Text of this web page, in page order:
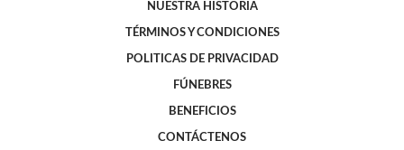
NUESTRA HISTORIA
TÉRMINOS Y CONDICIONES
POLITICAS DE PRIVACIDAD
FÚNEBRES
BENEFICIOS
CONTÁCTENOS